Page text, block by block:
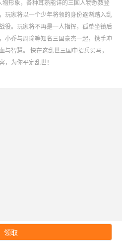
形象，各种耳熟能详的三国人物悉数登
玩家将以一个少年将领的身份逐渐踏入乱
役。玩家将不再是一人指挥，孤单坐镇后
小乔与周瑜等知名三国豪杰一起，携手冲
智慧。 快在这乱世三国中招兵买马，
，为你平定乱世！
领取